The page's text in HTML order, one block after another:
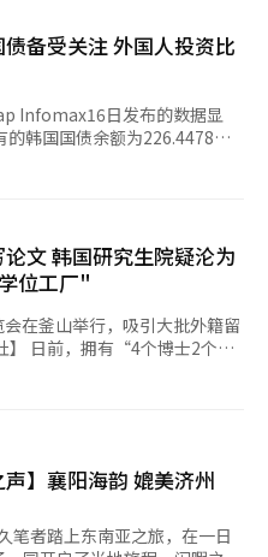
于外籍游客而言，参观古宫或
其他国家差异的一大重要途
多的旅游项目，让参观古宫、
食一样受欢迎。 17日，
代宫殿护卫军检阅仪式再现活
留念。【图片来源 韩联社】
史最高纪录。 2019年至
金总计406.51亿韩元。其中，
亿韩元，剩余268.97亿韩元依
境的外籍劳工及雇主必须分别
和出国满期保险（每月按工资
证到期后返回本国或更换签
则处理为休眠保险金。 休
一大问题。随着累计金额的增
元，较前一年翻了一倍以上，
利息用于提升外籍劳工的安全
籍劳工【图片来源 韩联社】
备受关注 外国人投资比
Infomax16日发布的数据显
韩国国债余额为226.4478万
中，发行期限在10年以上的
14日为准发行期限在3年以
占全体37.83%。该比重从去年
随着韩国
纳入富时罗素全球政府债券指
者开始关心韩国国债。特别是
文 韩国研究生院疑沦为
位工厂"
在釜山举行，吸引大批外籍留
博
究院“95”后研究员赵子健的
列。部分中国当地留学中介机
项目总时长12个月，通过“国
”等方式进行，学生根据自己
一篇学术论文或学术报告后即
元到19.8万元不等。 赵子健
声】襄阳海韵 媲美济州